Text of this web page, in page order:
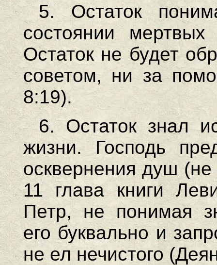
5. Остаток
состоянии
Остаток не будет
советом, ни за
8:19).
6. Остаток знал
жизни. Господь
осквернения душ (не
11 глава книги
Петр, не понимая
его буквально и
не ел нечистого